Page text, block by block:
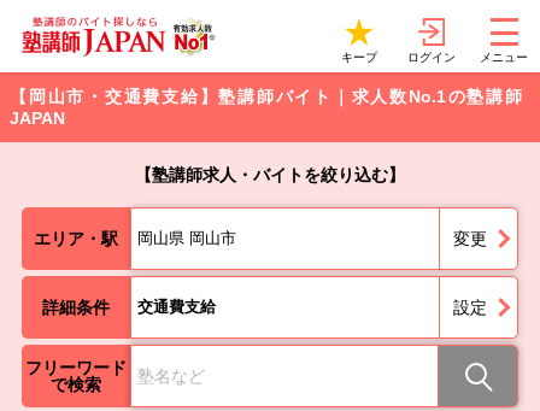
キープ ログイン メニュー
【岡山市・交通費支給】塾講師バイト｜求人数No.1の塾講師
JAPAN
【塾講師求人・バイトを絞り込む】
エリア・駅 岡山県 岡山市 変更
詳細条件 交通費支給 設定
フリーワード
で検索